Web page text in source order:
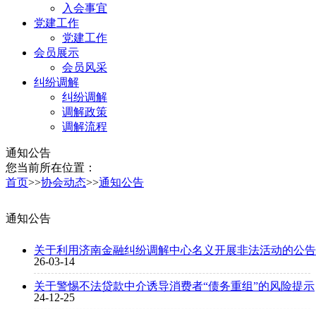
入会事宜
党建工作
党建工作
会员展示
会员风采
纠纷调解
纠纷调解
调解政策
调解流程
通知公告
您当前所在位置：
首页>>协会动态>>通知公告
通知公告
关于利用济南金融纠纷调解中心名义开展非法活动的公告
26-03-14
关于警惕不法贷款中介诱导消费者“债务重组”的风险提示
24-12-25